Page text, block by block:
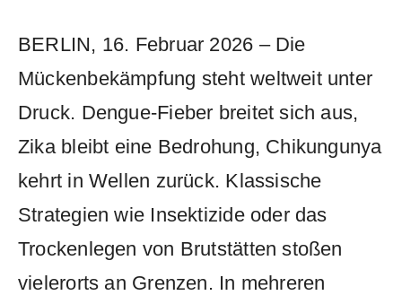
BERLIN, 16. Februar 2026 – Die
Mückenbekämpfung steht weltweit unter
Druck. Dengue-Fieber breitet sich aus,
Zika bleibt eine Bedrohung, Chikungunya
kehrt in Wellen zurück. Klassische
Strategien wie Insektizide oder das
Trockenlegen von Brutstätten stoßen
vielerorts an Grenzen. In mehreren